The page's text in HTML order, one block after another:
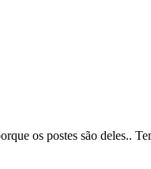
os postes são deles..